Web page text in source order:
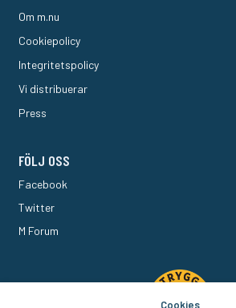
Om m.nu
Cookiepolicy
Integritetspolicy
Vi distribuerar
Press
FÖLJ OSS
Facebook
Twitter
M Forum
Cookies